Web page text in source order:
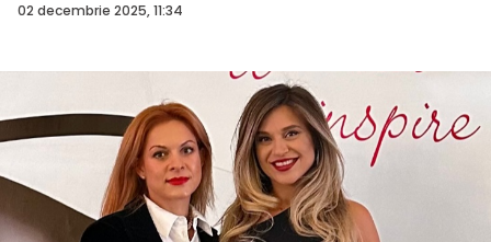
02 decembrie 2025, 11:34